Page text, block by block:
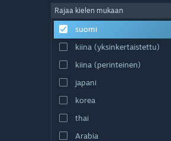
Rajaa kielen mukaan
suomi
kiina (yksinkertaistettu)
kiina (perinteinen)
japani
korea
thai
Arabia